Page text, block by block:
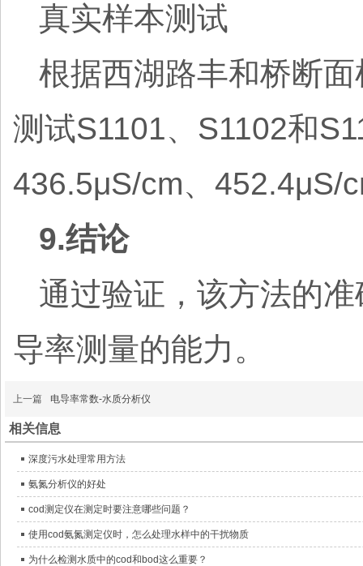
真实样本测试
根据西湖路丰和桥断
测试S1101、S1102和
436.5μS/cm、452.4μS/
9.结论
通过验证，该方法的
导率测量的能力。
上一篇 电导率常数-水质分析仪
相关信息
深度污水处理常用方法
氨氮分析仪的好处
cod测定仪在测定时要注意哪些问题？
使用cod氨氮测定仪时，怎么处理水样中的干扰物质
为什么检测水质中的cod和bod这么重要？